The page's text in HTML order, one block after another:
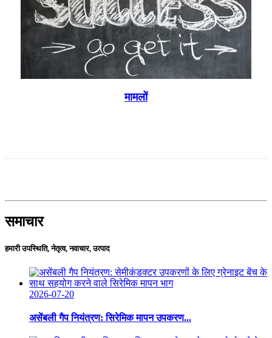
मामलों
समाचार
हमारी उपस्थिति, नेतृत्व, नवाचार, उत्पाद
2026-07-20
असेंबली गैप नियंत्रण: सिरेमिक मापन उपकरण...